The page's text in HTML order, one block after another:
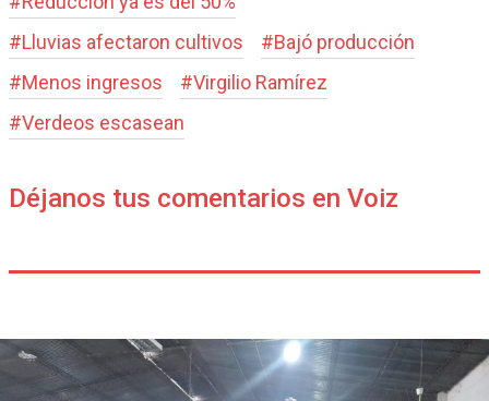
#Lluvias afectaron cultivos #Bajó producción
#Menos ingresos #Virgilio Ramírez
#Verdeos escasean
Déjanos tus comentarios en Voiz